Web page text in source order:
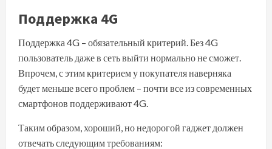
Поддержка 4G
Поддержка 4G – обязательный критерий. Без 4G
пользователь даже в сеть выйти нормально не сможет.
Впрочем, с этим критерием у покупателя наверняка
будет меньше всего проблем – почти все из современных
смартфонов поддерживают 4G.
Таким образом, хороший, но недорогой гаджет должен
отвечать следующим требованиям: